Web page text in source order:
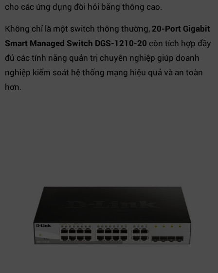
cho các ứng dụng đòi hỏi băng thông cao.
Không chỉ là một switch thông thường, 20-Port Gigabit
Smart Managed Switch DGS-1210-20 còn tích hợp đầy
đủ các tính năng quản trị chuyên nghiệp giúp doanh
nghiệp kiểm soát hệ thống mạng hiệu quả và an toàn
hơn.